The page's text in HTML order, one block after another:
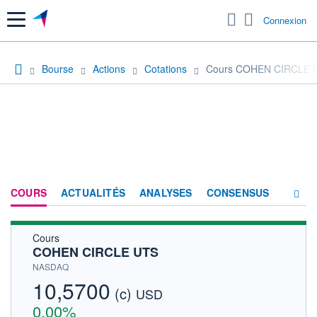
Menu Connexion
Bourse Actions Cotations Cours COHEN CIRCLE
COURS ACTUALITÉS ANALYSES CONSENSUS
ACTIONNAIRES
Cours
COHEN CIRCLE UTS
NASDAQ
10,5700 (c) USD
0,00%